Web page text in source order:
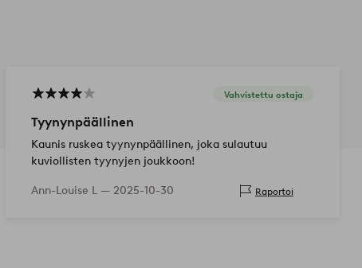
Vahvistettu ostaja
Tyynynpäällinen
Kaunis ruskea tyynynpäällinen, joka sulautuu
kuviollisten tyynyjen joukkoon!
Ann-Louise L — 2025-10-30 Raportoi